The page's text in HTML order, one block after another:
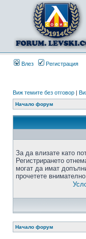
Влез Регистрация
Виж темите без отговор |
Начало форум
За да влизате като
Регистрирането
могат да имат
прочетете
Начало форум